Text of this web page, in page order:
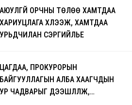
АЮУЛГҮЙ ОРЧНЫ ТӨЛӨӨ ХАМТДАА
ХАРИУЦЛАГА ХҮЛЭЭЖ, ХАМТДАА
УРЬДЧИЛАН СЭРГИЙЛЬЕ
ЦАГДАА, ПРОКУРОРЫН
БАЙГУУЛЛАГЫН АЛБА ХААГЧДЫН
УР ЧАДВАРЫГ ДЭЭШЛҮҮЛЖ,